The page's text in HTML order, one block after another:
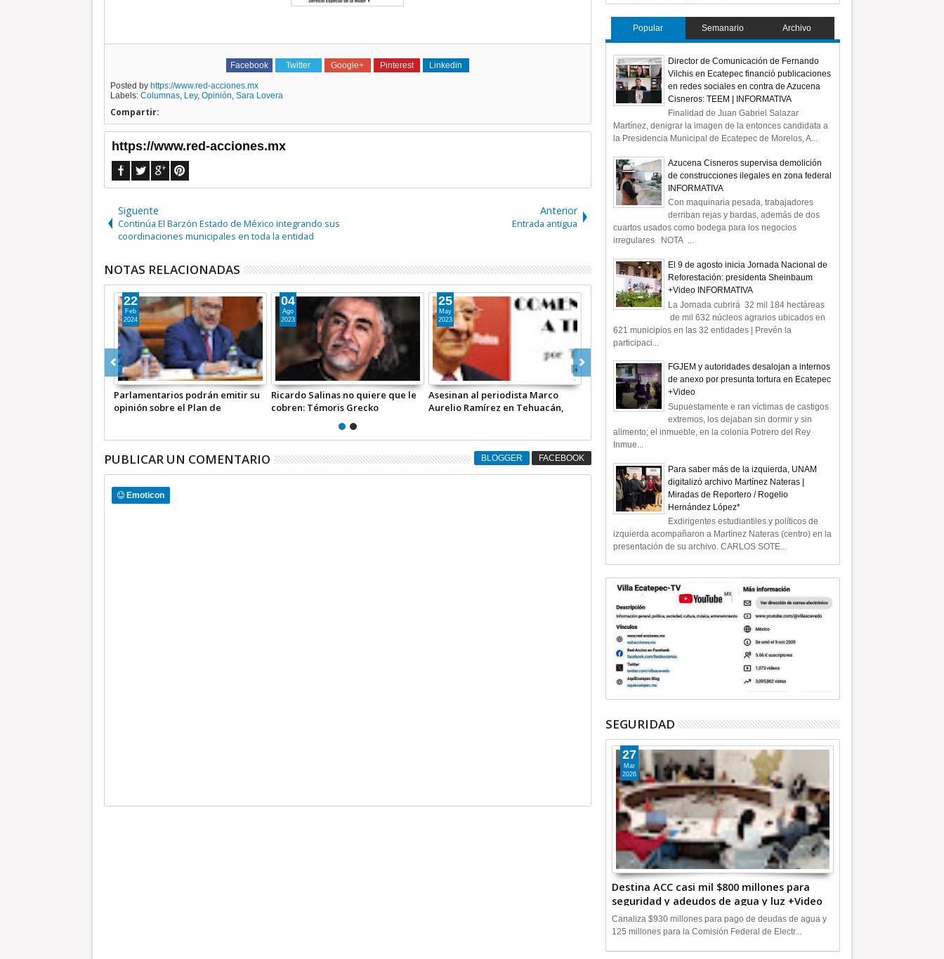
Facebook Twitter Google+ Pinterest Linkedin
Posted by https://www.red-acciones.mx
Labels: Columnas, Ley, Opinión, Sara Lovera
Compartir:
https://www.red-acciones.mx
Siguente
Continúa El Barzón Estado de México integrando sus
coordinaciones municipales en toda la entidad
Anterior
Entrada antigua
NOTAS RELACIONADAS
Ricardo Salinas no quiere que le
cobren: Témoris Grecko
Asesinan al periodista Marco
Aurelio Ramírez en Tehuacán,
25
May
2023
¿MONARQUÍA O REPÚBLICA?” -II- |
COMENTARIO A TIEMPO
24
May
2023
Las solicitudes de desafuero
contra el ex futbolista
Seguridad están en proceso |
12
PUBLICAR UN COMENTARIO BLOGGER FACEBOOK
Emoticon
Popular Semanario Archivo
Director de Comunicación de Fernando
Vilchis en Ecatepec financió publicaciones
en redes sociales en contra de Azucena
Cisneros: TEEM | INFORMATIVA
Finalidad de Juan Gabriel Salazar
Martínez, denigrar la imagen de la entonces candidata a
la Presidencia Municipal de Ecatepec de Morelos, A...
Azucena Cisneros supervisa demolición
de construcciones ilegales en zona federal
INFORMATIVA
Con maquinaria pesada, trabajadores
derriban rejas y bardas, además de dos
cuartos usados como bodega para los negocios
irregulares NOTA ...
El 9 de agosto inicia Jornada Nacional de
Reforestación: presidenta Sheinbaum
+Video INFORMATIVA
La Jornada cubrirá 32 mil 184 hectáreas
de mil 632 núcleos agrarios ubicados en
621 municipios en las 32 entidades | Prevén la
participaci...
FGJEM y autoridades desalojan a internos
de anexo por presunta tortura en Ecatepec
+Video
Supuestamente e ran víctimas de castigos
extremos, los dejaban sin dormir y sin
alimento; el inmueble, en la colonia Potrero del Rey
Inmue...
Para saber más de la izquierda, UNAM
digitalizó archivo Martínez Nateras |
Miradas de Reportero / Rogelio
Hernández López*
Exdirigentes estudiantiles y políticos de
izquierda acompañaron a Martínez Nateras (centro) en la
presentación de su archivo. CARLOS SOTE...
SEGURIDAD
Destina ACC casi mil $800 millones para
seguridad y adeudos de agua y luz +Video
27
Mar
2026
Canaliza $930 millones para pago de deudas de agua y
125 millones para la Comisión Federal de Electr...